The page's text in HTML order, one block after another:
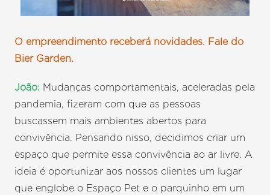
O empreendimento receberá novidades. Fale do
Bier Garden.
João: Mudanças comportamentais, aceleradas pela
pandemia, fizeram com que as pessoas
buscassem mais ambientes abertos para
convivência. Pensando nisso, decidimos criar um
espaço que permite essa convivência ao ar livre. A
ideia é oportunizar aos nossos clientes um lugar
que englobe o Espaço Pet e o parquinho em um